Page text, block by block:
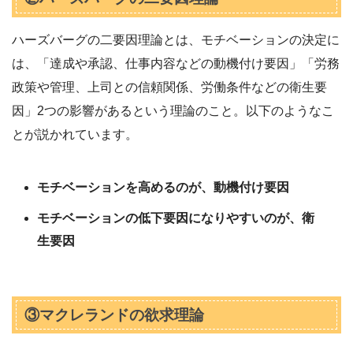
ハーズバーグの二要因理論とは、モチベーションの決定に
は、「達成や承認、仕事内容などの動機付け要因」「労務
政策や管理、上司との信頼関係、労働条件などの衛生要
因」2つの影響があるという理論のこと。以下のようなこ
とが説かれています。
モチベーションを高めるのが、動機付け要因
モチベーションの低下要因になりやすいのが、衛
生要因
③マクレランドの欲求理論